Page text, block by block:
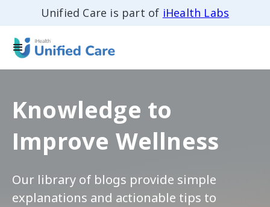
Unified Care is part of iHealth Labs
Knowledge to
Improve Wellness
Our library of blogs provide simple
explanations and actionable tips to